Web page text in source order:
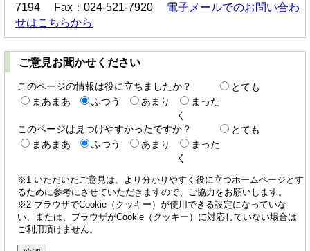
7194 Fax：024-521-7920 電子メールでのお問い合わ
せはこちらから
ご意見お聞かせください
このページの情報は役に立ちましたか？
とても
まあまあ
ふつう あまり
まった
く
このページは見つけやすかったですか？
とても
まあまあ
ふつう あまり
まった
く
※1 いただいたご意見は、より分かりやすく役に立つホームページとす
るために参考にさせていただきますので、ご協力をお願いします。
※2 ブラウザでCookie（クッキー）が使用できる設定になっていな
い、または、ブラウザがCookie（クッキー）に対応していない場合は
ご利用頂けません。